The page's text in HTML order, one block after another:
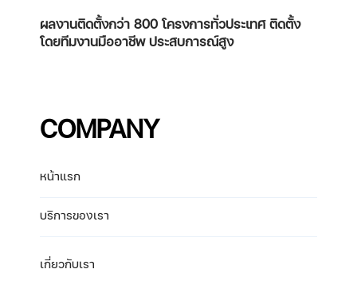
ผลงานติดตั้งกว่า 800 โครงการทั่วประเทศติดตั้ง
โดยทีมงานมืออาชีพ ประสบการณ์สูง
COMPANY
หน้าแรก
บริการของเรา
เกี่ยวกับเรา